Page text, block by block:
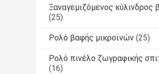
Ξαναγεμιζόμενος κύλινδρος
(25)
Ρολό βαφής μικροϊνών (25)
Ρολό πινέλο ζωγραφικής
(16)